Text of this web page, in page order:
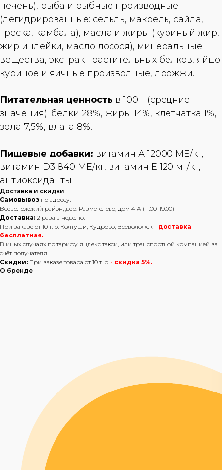
печень), рыба и рыбные производные
(дегидрированные: сельдь, макрель, сайда,
треска, камбала), масла и жиры (куриный жир,
жир индейки, масло лосося), минеральные
вещества, экстракт растительных белков, яйцо
куриное и яичные производные, дрожжи.
Питательная ценность в 100 г (средние
значения): белки 28%, жиры 14%, клетчатка 1%,
зола 7,5%, влага 8%.
Пищевые добавки: витамин А 12000 ME/кг,
витамин D3 840 ME/кг, витамин Е 120 мг/кг,
антиоксиданты
Доставка и скидки
Самовывоз по адресу:
Всеволожский район, дер. Разметелево, дом 4 А (11.00-19.00)
Доставка: 2 раза в неделю.
При заказе от 10 т. р. Колтуши, Кудрово, Всеволожск - доставка
бесплатная.
В иных случаях по тарифу яндекс такси, или транспортной компанией за
счёт получателя.
Скидки: При заказе товара от 10 т. р. - скидка 5%.
О бренде